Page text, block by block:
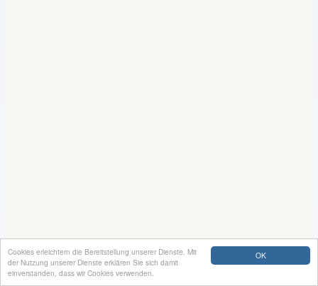
OK
Cookies erleichtern die Bereitstellung unserer Dienste. Mit
der Nutzung unserer Dienste erklären Sie sich damit
einverstanden, dass wir Cookies verwenden.